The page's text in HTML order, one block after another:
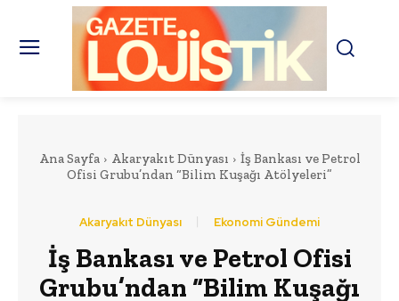
Ana Sayfa Akaryakıt Dünyası
İş Bankası ve Petrol
Ofisi Grubu’ndan “Bilim Kuşağı Atölyeleri”
Akaryakıt Dünyası Ekonomi Gündemi
İş Bankası ve Petrol Ofisi
Grubu’ndan “Bilim Kuşağı